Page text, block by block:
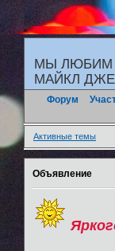
"
МЫ ЛЮБИМ
МАЙКЛ
Форум
Активные темы
Объявление